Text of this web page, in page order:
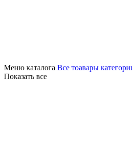
Меню каталога Все тоавары
Показать все